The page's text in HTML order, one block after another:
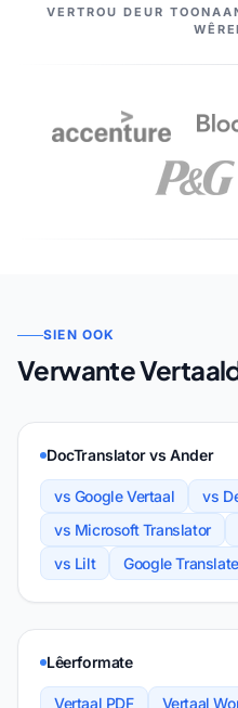
ONS VENNOTE
VERTROU DEUR
SIEN OOK
Verwante
DocTranslator vs Ander
vs Google Vertaal vs
vs Microsoft Translator
vs Lilt
Google
Lêerformate
Vertaal PDF
Vertaal